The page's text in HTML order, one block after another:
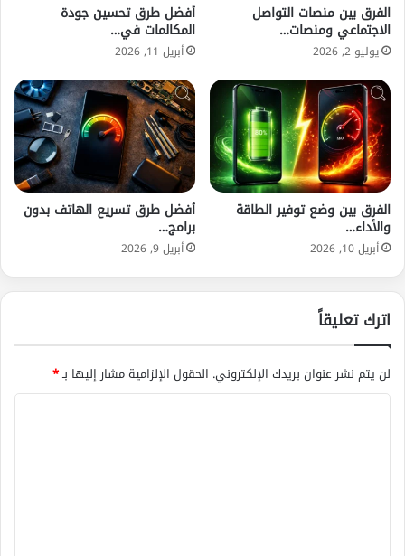
الفرق بين منصات التواصل
الاجتماعي ومنصات…
يوليو 2, 2026
أفضل طرق تحسين جودة
المكالمات في…
أبريل 11, 2026
الفرق بين وضع توفير الطاقة
والأداء…
أبريل 10, 2026
أفضل طرق تسريع الهاتف بدون
برامج…
أبريل 9, 2026
اترك تعليقاً
لن يتم نشر عنوان بريدك الإلكتروني. الحقول الإلزامية مشار إليها بـ*